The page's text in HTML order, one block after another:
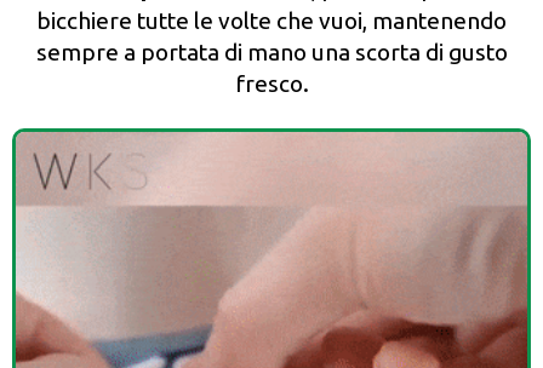
bicchiere tutte le volte che vuoi, mantenendo
sempre a portata di mano una scorta di gusto
fresco.